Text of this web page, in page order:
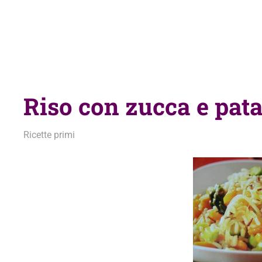
Riso con zucca e
20 Febbraio 2014
admin
Ricette primi